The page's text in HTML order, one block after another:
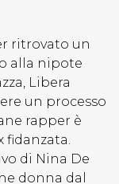
ritrovato un
alla nipote
Libera
un processo
rapper è
fidanzata.
di Nina De
donna dal